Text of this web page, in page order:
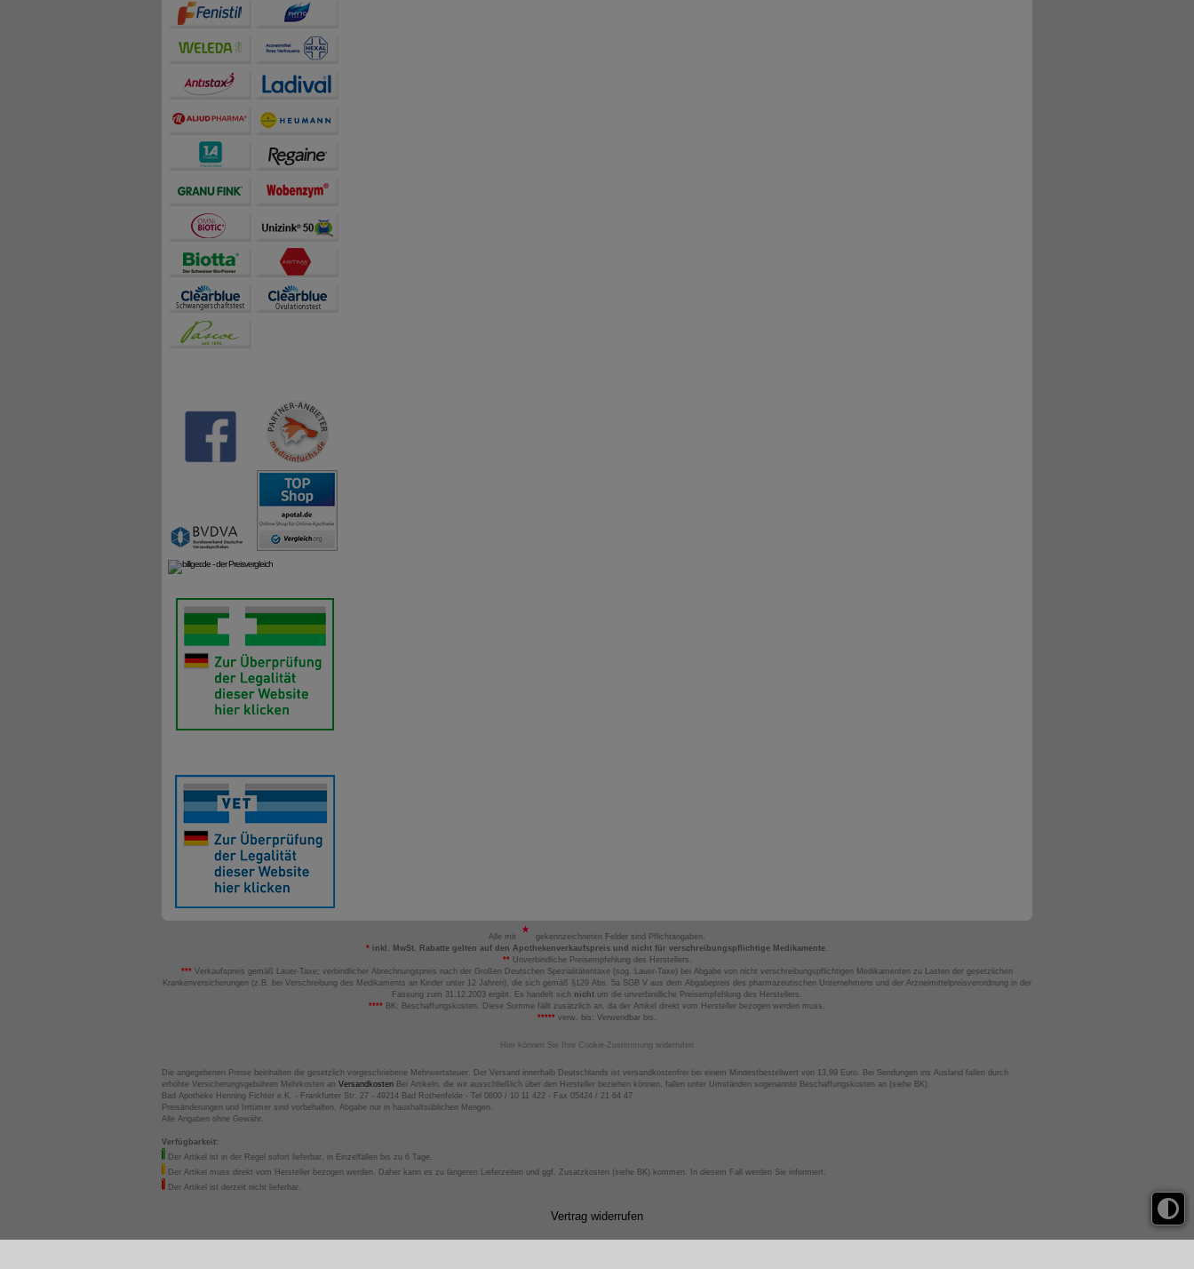
Alle mit
gekennzeichneten Felder sind Pflichtangaben.
* inkl. MwSt. Rabatte gelten auf den Apothekenverkaufspreis und nicht für verschreibungspflichtige Medikamente.
**Unverbindliche Preisempfehlung des Herstellers.
*** Verkaufspreis gemäß Lauer-Taxe; verbindlicher Abrechnungspreis nach der Großen Deutschen Spezialitätentaxe (sog. Lauer-Taxe) bei Abgabe von nicht verschreibungspflichtigen Medikamenten zu Lasten der gesetzlichen
Krankenversicherungen (z.B. bei Verschreibung des Medikaments an Kinder unter 12 Jahren), die sich gemäß §129 Abs. 5a SGB V aus dem Abgabepreis des pharmazeutischen Unternehmens und der Arzneimittelpreisverordnung in der
Fassung zum 31.12.2003 ergibt. Es handelt sich nicht um die unverbindliche Preisempfehlung des Herstellers.
**** BK: Beschaffungskosten. Diese Summe fällt zusätzlich an, da der Artikel direkt vom Hersteller bezogen werden muss.
***** verw. bis: Verwendbar bis.
Hier können Sie Ihre Cookie-Zustimmung widerrufen
Die angegebenen Preise beinhalten die gesetzlich vorgeschriebene Mehrwertsteuer. Der Versand innerhalb Deutschlands ist versandkostenfrei bei einem Mindestbestellwert von 13,99 Euro. Bei Sendungen ins Ausland fallen durch
erhöhte Versicherungsgebühren Mehrkosten an Versandkosten Bei Artikeln, die wir ausschließlich über den Hersteller beziehen können, fallen unter Umständen sogenannte Beschaffungskosten an (siehe BK).
Bad Apotheke Henning Fichter e.K. - Frankfurter Str. 27 - 49214 Bad Rothenfelde - Tel 0800 / 10 11 422 - Fax 05424 / 21 64 47
Preisänderungen und Irrtümer sind vorbehalten. Abgabe nur in haushaltsüblichen Mengen.
Alle Angaben ohne Gewähr.
Verfügbarkeit:
Der Artikel ist in der Regel sofort lieferbar, in Einzelfällen bis zu 6 Tage.
Der Artikel muss direkt vom Hersteller bezogen werden. Daher kann es zu längeren Lieferzeiten und ggf. Zusatzkosten (siehe BK) kommen. In diesem Fall werden Sie informiert.
Der Artikel ist derzeit nicht lieferbar.
Vertrag widerrufen